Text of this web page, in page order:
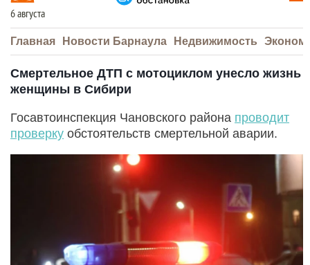
6 августа
Главная Новости Барнаула Недвижимость
Смертельное ДТП с мотоциклом унесло жизнь
женщины в Сибири
Госавтоинспекция Чановского района проводит
проверку обстоятельств смертельной аварии.